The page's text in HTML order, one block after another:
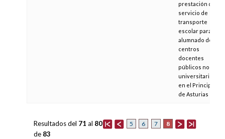
prestación del
servicio de
transporte
escolar para el
alumnado de
centros
docentes
públicos no
universitarios
en el Principado
de Asturias
5 6 7 8
Resultados del 71 al 80
de 83